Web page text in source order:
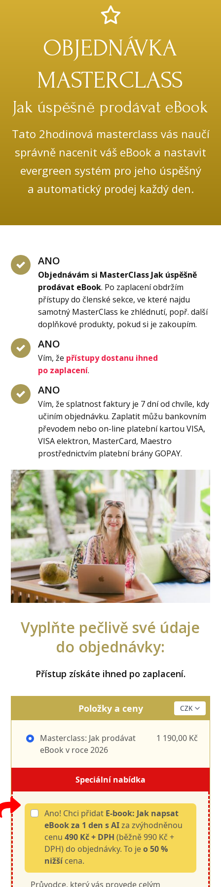
OBJEDNÁVKA
MASTERCLASS
Jak úspěšně prodávat eBook
Tato 2hodinová masterclass vás naučí
správně nacenit váš eBook a nastavit
evergreen systém pro jeho úspěšný
a automatický prodej každý den.
ANO
Objednávám si MasterClass Jak úspěšně
prodávat eBook. Po zaplacení obdržím
přístupy do členské sekce, ve které najdu
samotný MasterClass ke zhlédnutí, popř. další
doplňkové produkty, pokud si je zakoupím.
ANO
Vím, že přístupy dostanu ihned
po zaplacení.
ANO
Vím, že splatnost faktury je 7 dní od chvíle, kdy
učiním objednávku. Zaplatit můžu bankovním
převodem nebo on-line platební kartou VISA,
VISA elektron, MasterCard, Maestro
prostřednictvím platební brány GOPAY.
Vyplňte pečlivě své údaje
do objednávky:
Přístup získáte ihned po zaplacení.
Položky a ceny
Masterclass: Jak prodávat
eBook v roce 2026
1 190,00 Kč
Speciální nabídka
Ano! Chci přidat E-book: Jak napsat
eBook za 1 den s AIza zvýhodněnou
cenu490 Kč + DPH (běžně 990 Kč +
DPH) do objednávky. To jeo 50 %
nižšícena.
Průvodce, který vás provede celým